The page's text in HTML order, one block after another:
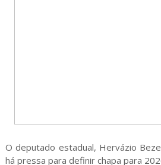
O deputado estadual, Hervázio
há pressa para definir chapa para